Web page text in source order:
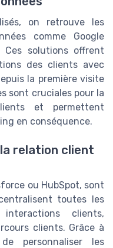
on retrouve les
comme Google
Ces solutions offrent
des clients avec
la première visite
sont cruciales pour la
et permettent
en conséquence.
relation client
ou HubSpot, sont
toutes les
clients,
clients. Grâce à
personnaliser les